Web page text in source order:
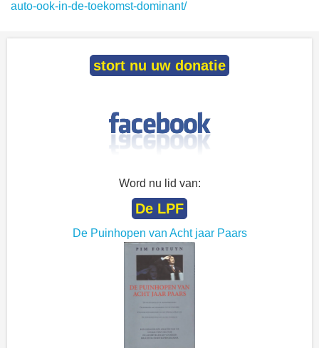
auto-ook-in-de-toekomst-dominant/
stort nu uw donatie
Word nu lid van:
De LPF
De Puinhopen van Acht jaar Paars